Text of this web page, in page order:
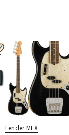
Fender MEX